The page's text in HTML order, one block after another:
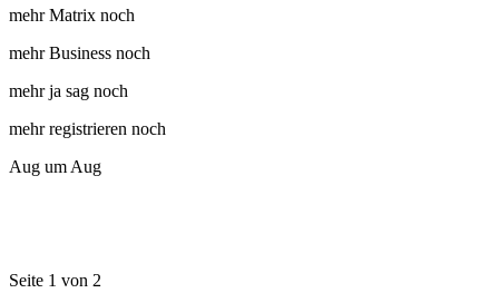
mehr Matrix noch
mehr Business noch
mehr ja sag noch
mehr registrieren noch
Aug um Aug
Seite 1 von 2